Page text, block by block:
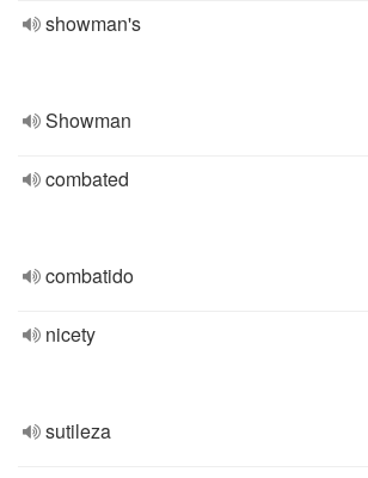
showman's
Showman
combated
combatido
nicety
sutileza